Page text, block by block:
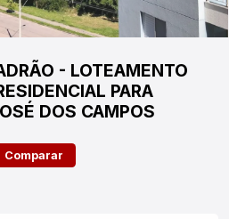
- LOTEAMENTO
PARA
DOS CAMPOS
Comparar